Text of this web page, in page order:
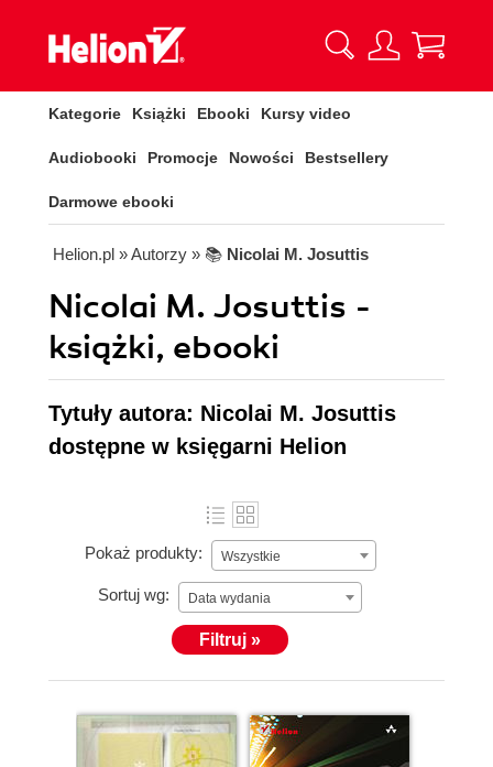
Kategorie Książki Ebooki Kursy video
Audiobooki Promocje Nowości Bestsellery
Darmowe ebooki
Helion.pl » Autorzy » 📚 Nicolai M. Josuttis
Nicolai M. Josuttis -
książki, ebooki
Tytuły autora: Nicolai M. Josuttis
dostępne w księgarni Helion
Pokaż produkty: Wszystkie
Sortuj wg: Data wydania
Filtruj »